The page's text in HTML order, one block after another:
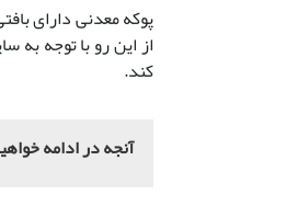
پوکه معدنی دارای
از این رو با توجه به
کند.
آنجه در ادامه